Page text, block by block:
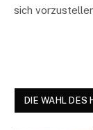
sich
DIE WAHL DES